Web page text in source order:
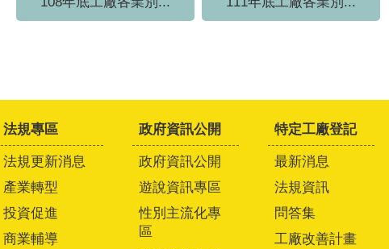
法規專區
法規更新消息
產業轉型
投資促進
商業輔導
政府資訊公開
政府資訊公開
遊說資訊專區
性別主流化專
區
特定工廠登記
最新消息
法規資訊
問答集
工廠改善計畫